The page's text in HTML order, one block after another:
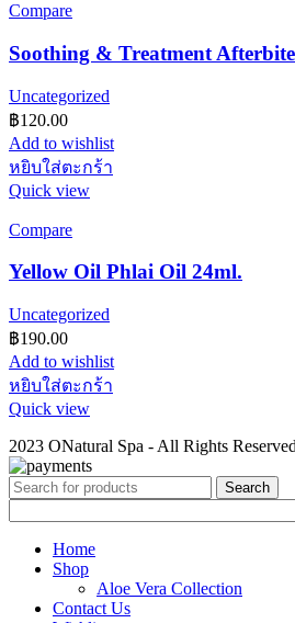
Compare
Soothing & Treatment
Uncategorized
฿120.00
Add to wishlist
หยิบใส่ตะกร้า
Quick view
Compare
Yellow Oil Phlai Oil 24ml.
Uncategorized
฿190.00
Add to wishlist
หยิบใส่ตะกร้า
Quick view
2023 ONatural Spa - All Rights Reserved
Search
Home
Shop
Aloe Vera Collection
Contact Us